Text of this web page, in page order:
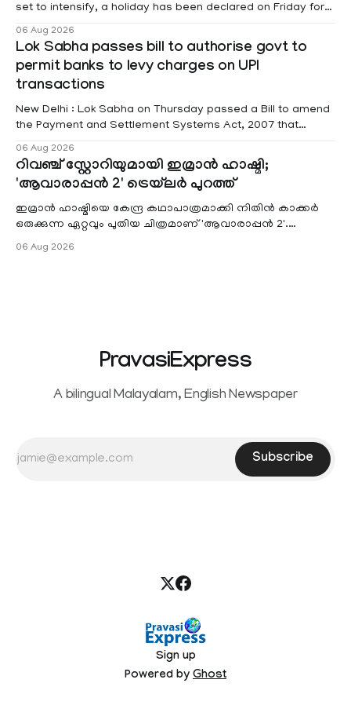
set to intensify, a holiday has been declared on Friday for
Kottayam, Wayanad and Kasaragod districts. Meanwhile, a
red alert remains in place on Thursday for Kottayam,
Pathanamtitta and Idukki districts. Following a red alert on
06 Aug 2026
Lok Sabha passes bill to authorise govt to
permit banks to levy charges on UPI
transactions
New Delhi : Lok Sabha on Thursday passed a Bill to amend
the Payment and Settlement Systems Act, 2007 that
service providers to levy charges on payments through
unified payments interface (UPI) and other notified
electronic payment modes. The amendment passed by the
06 Aug 2026
റിവഞ്ച് സ്റ്റോറിയുമായി ഇമ്രാൻ ഹാഷ്മി;
'ആവാരാപ്പൻ 2' ട്രെയ്‌ലർ പുറത്ത്
ഇമ്രാൻ ഹാഷ്മിയെ കേന്ദ്ര കഥാപാത്രമാക്കി നിതിൻ കാക്കർ
ഒരുക്കുന്ന ഏറ്റവും പുതിയ ചിത്രമാണ് 'ആവാരാപ്പൻ 2'.
06 Aug 2026
PravasiExpress
A bilingual Malayalam, English Newspaper
Subscribe
Sign up
Powered by Ghost